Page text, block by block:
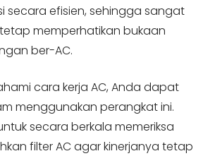
secara efisien, sehingga sangat
memperhatikan bukaan
ber-AC.
cara kerja AC, Anda dapat
menggunakan perangkat ini.
secara berkala memeriksa
filter AC agar kinerjanya tetap